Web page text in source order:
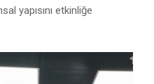
yapısını etkinliğe